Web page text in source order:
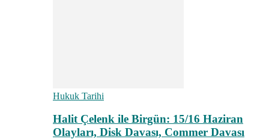
Hukuk Tarihi
Halit Çelenk ile Birgün: 15/16 Haziran
Olayları, Disk Davası, Commer Davası